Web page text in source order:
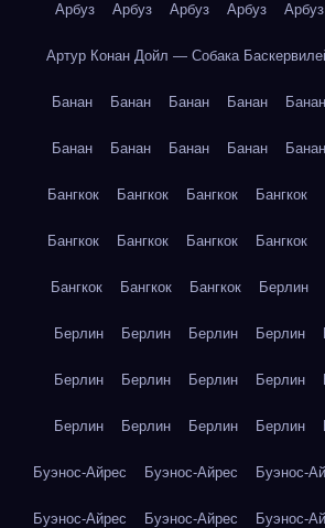
Арбуз Арбуз Арбуз Арбуз Арбуз
Артур Конан Дойл — Собака
Банан Банан Банан Банан Банан
Банан Банан Банан Банан Банан
Бангкок Бангкок Бангкок Бангкок
Бангкок Бангкок Бангкок Бангкок
Бангкок Бангкок Бангкок Берлин
Берлин Берлин Берлин Берлин
Берлин Берлин Берлин Берлин
Берлин Берлин Берлин Берлин
Буэнос-Айрес Буэнос-Айрес Буэнос-
Буэнос-Айрес Буэнос-Айрес Буэнос-